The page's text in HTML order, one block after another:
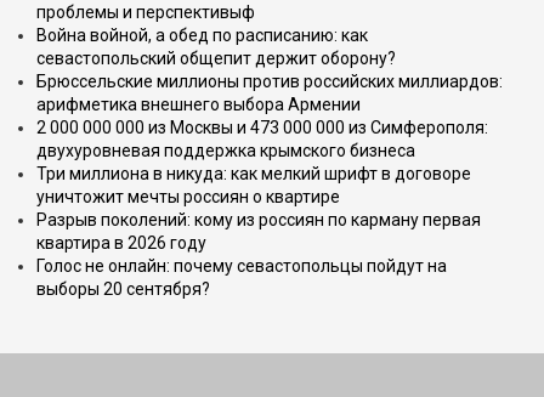
проблемы и перспективыф
Война войной, а обед по расписанию: как
севастопольский общепит держит оборону?
Брюссельские миллионы против российских миллиардов:
арифметика внешнего выбора Армении
2 000 000 000 из Москвы и 473 000 000 из Симферополя:
двухуровневая поддержка крымского бизнеса
Три миллиона в никуда: как мелкий шрифт в договоре
уничтожит мечты россиян о квартире
Разрыв поколений: кому из россиян по карману первая
квартира в 2026 году
Голос не онлайн: почему севастопольцы пойдут на
выборы 20 сентября?